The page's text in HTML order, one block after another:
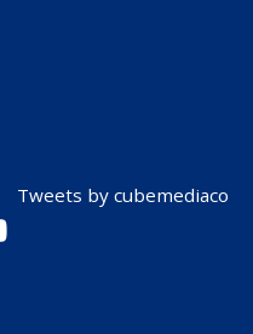
Tweets by cubemediaco